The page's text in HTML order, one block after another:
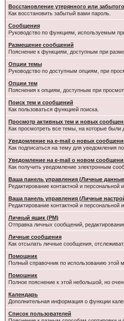
Восстановление утерянного или
Как восстановить забытый вами пароль.
Сообщения
Руководство по функциям, используемым
Размещение сообщений
Пояснение к функциям, доступным при
Опции темы
Руководство по доступным опциям, при
Опции тем
Пояснения к опциям, доступным при
Поиск тем и сообщений
Как пользоваться функцией поиска.
Просмотр активных тем и новых
Как просмотреть все темы, на которые
Уведомление на e-mail о новых
Как подписаться на тему для уведомления
Уведомление на е-mail о новом
Как получить уведомление электронным
Ваша панель управления (Личные
Редактирование контактной и
Ваша панель управления (Личные
Редактирование контактной и
Личный ящик (PM)
Отправка личных сообщений,
Личные сообщения
Как отсылать личные сообщения,
Помощник
Полный справочник по использованию этой
Помошник
Полное пояснение к этой небольшой, но
Календарь
Дополнительная информация о функции
Список пользователей